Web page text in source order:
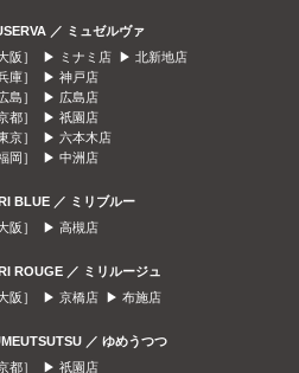
／ ミュゼルヴァ
大阪］ ▶
ミナミ店 ▶ 北新地店
兵庫］ ▶ 神戸店
広島］ ▶ 広島店
京都］ ▶ 祇園店
東京］ ▶ 六本木店
福岡］ ▶ 中洲店
BLUE ／ ミリブルー
大阪］ ▶ 高槻店
ROUGE ／ ミリルージュ
大阪］ ▶ 京橋店 ▶ 布施店
／ ゆめうつつ
京都］ ▶ 祇園店